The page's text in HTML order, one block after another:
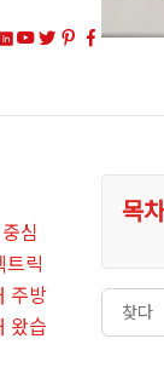
심
트릭
주방
왔습
목차
찾다